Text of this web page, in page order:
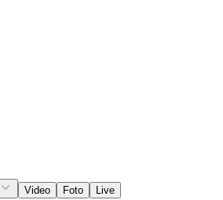
Video Foto
Live